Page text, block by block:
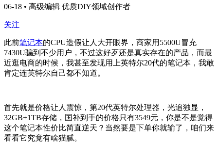
06-18 • 高级编辑 优质DIY领域创作者
关注
此前笔记本的CPU造假让人大开眼界，商家用5500U冒充
7430U骗到不少用户，不过这好歹还是真实存在的产品，而最
近逛电商的时候，我甚至发现用上英特尔20代的笔记本，我敢
肯定连英特尔自己都不知道。
首先就是价格让人震惊，第20代英特尔处理器，光追独显，
32GB+1TB存储，国补到手的价格只有3549元，你是不是觉得
这个笔记本性价比简直逆天？当然要是下单你就输了，咱们来
看看它究竟有啥猫腻。